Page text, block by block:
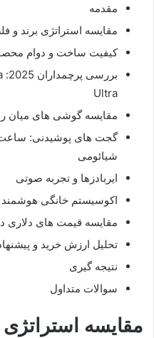
مقدمه
مقایسه استراتژی برند و
کیفیت ساخت و دوام
Ultra
مقایسه گوشی های میان
گجت های پوشیدنی:
شیائومی
ایربادزها و تجربه صوتی
اکوسیستم خانگی هوشمند
مقایسه قیمت های
تحلیل ارزش خرید و
نتیجه گیری
سوالات متداول
مقایسه